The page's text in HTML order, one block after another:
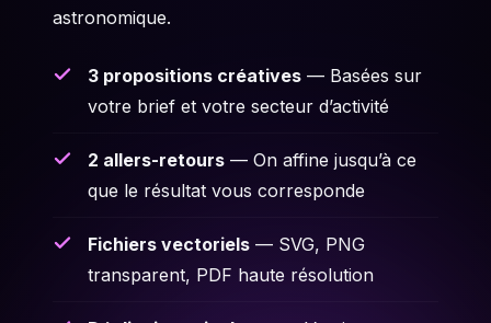
astronomique.
3 propositions créatives — Basées sur
votre brief et votre secteur d’activité
2 allers-retours — On affine jusqu’à ce
que le résultat vous corresponde
Fichiers vectoriels — SVG, PNG
transparent, PDF haute résolution